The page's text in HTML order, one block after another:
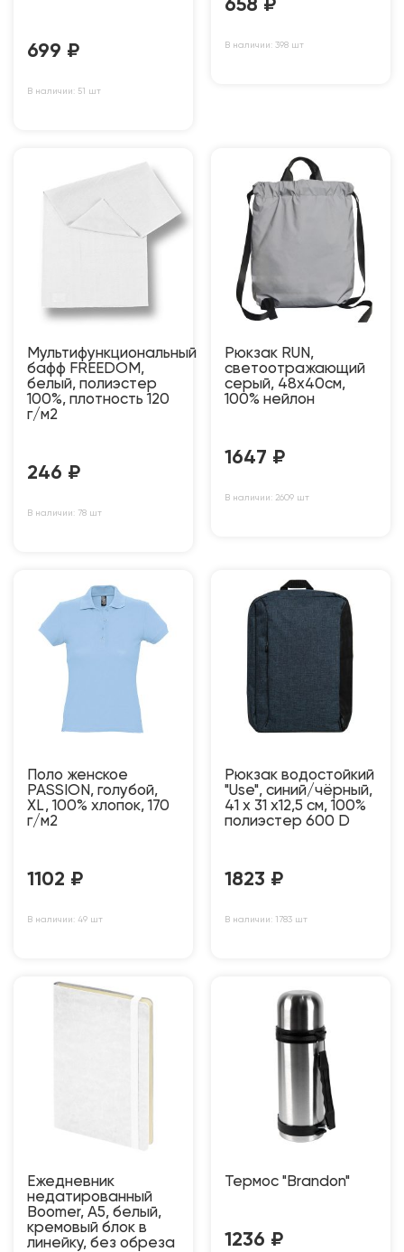
699 ₽
В наличии: 51 шт
658 ₽
В наличии: 398 шт
Мультифункциональный
бафф FREEDOM,
белый, полиэстер
100%, плотность 120
г/м2
246 ₽
В наличии: 78 шт
Рюкзак RUN,
светоотражающий
серый, 48х40см,
100% нейлон
1647 ₽
В наличии: 2609 шт
Поло женское
PASSION, голубой,
XL, 100% хлопок, 170
г/м2
1102 ₽
В наличии: 49 шт
Рюкзак водостойкий
"Use", синий/чёрный,
41 х 31 х12,5 см, 100%
полиэстер 600 D
1823 ₽
В наличии: 1783 шт
Ежедневник
недатированный
Boomer, А5, белый,
кремовый блок в
линейку, без обреза
Термос "Brandon"
1236 ₽